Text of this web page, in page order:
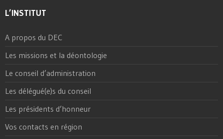
L’INSTITUT
A propos du DEC
Les missions et la déontologie
Le conseil d’administration
Les délégué(e)s du conseil
Les présidents d’honneur
Vos contacts en région